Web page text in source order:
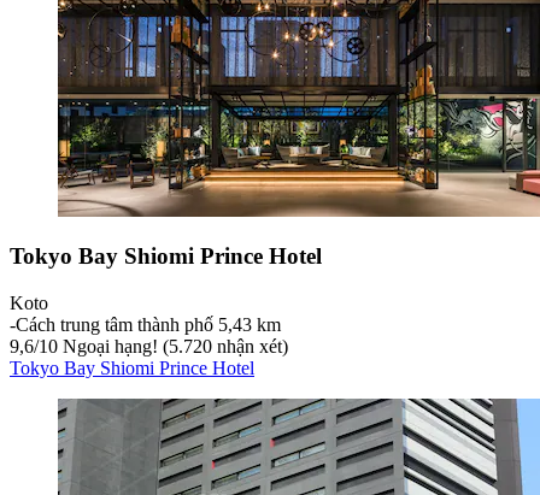
Tokyo Bay Shiomi Prince Hotel
Koto
‐Cách trung tâm thành phố 5,43 km
9,6/10 Ngoại hạng! (5.720 nhận xét)
Tokyo Bay Shiomi Prince Hotel